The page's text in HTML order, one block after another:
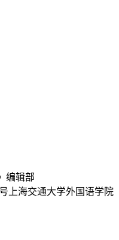
编辑部
上海交通大学外国语学院